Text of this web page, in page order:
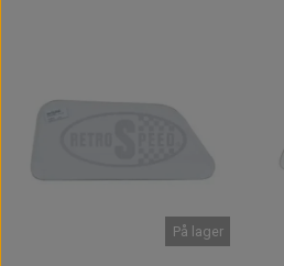
På lager